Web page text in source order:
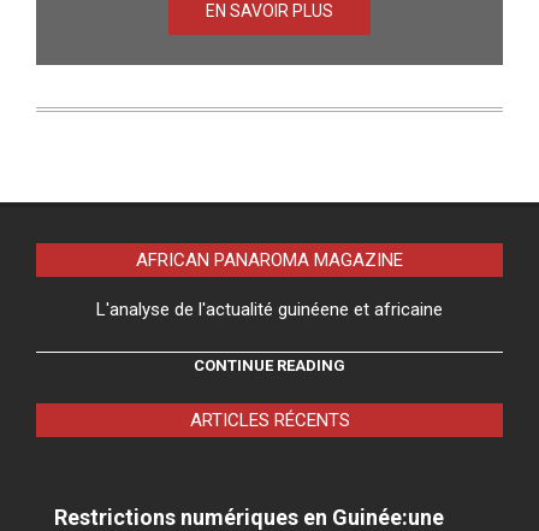
EN SAVOIR PLUS
AFRICAN PANAROMA MAGAZINE
L'analyse de l'actualité guinéene et africaine
CONTINUE READING
ARTICLES RÉCENTS
Restrictions numériques en Guinée:une